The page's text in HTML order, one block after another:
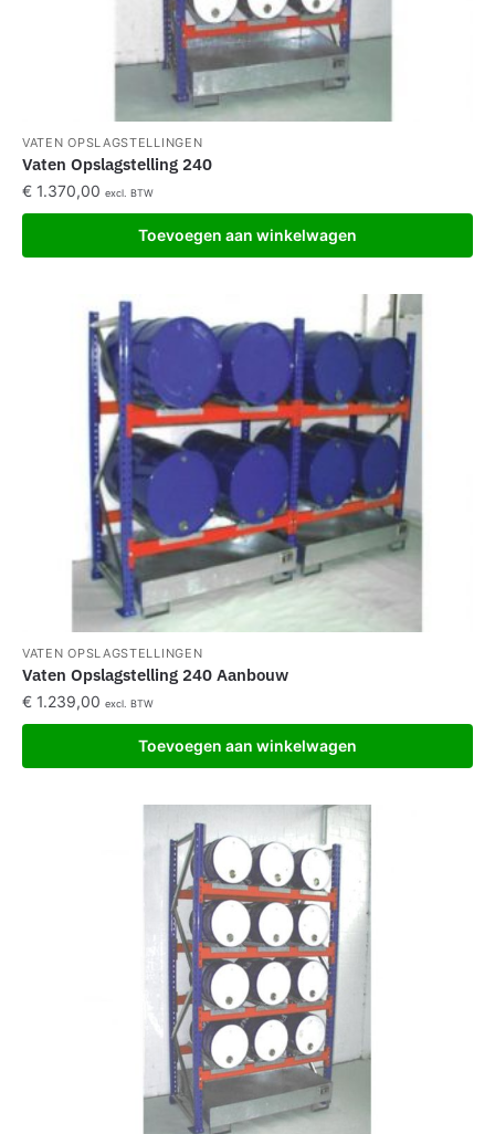
VATEN OPSLAGSTELLINGEN
Vaten Opslagstelling 240
€ 1.370,00 excl. BTW
Toevoegen aan winkelwagen
VATEN OPSLAGSTELLINGEN
Vaten Opslagstelling 240 Aanbouw
€ 1.239,00 excl. BTW
Toevoegen aan winkelwagen